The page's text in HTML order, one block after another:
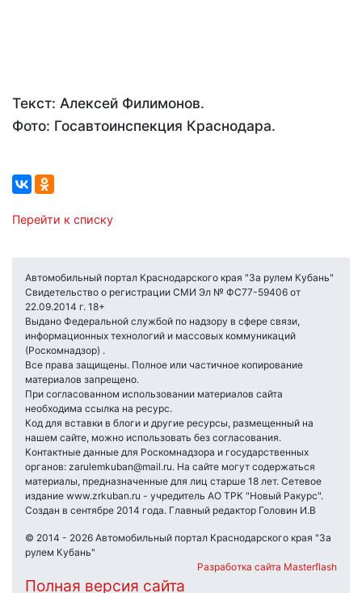
Текст: Алексей Филимонов.
Фото: Госавтоинспекция Краснодара.
Перейти к списку
Автомобильный портал Краснодарского края "За рулем Кубань"
Свидетельство о регистрации СМИ Эл № ФС77-59406 от
22.09.2014 г. 18+
Выдано Федеральной службой по надзору в сфере связи,
информационных технологий и массовых коммуникаций
(Роскомнадзор) .
Все права защищены. Полное или частичное копирование
материалов запрещено.
При согласованном использовании материалов сайта
необходима ссылка на ресурс.
Код для вставки в блоги и другие ресурсы, размещенный на
нашем сайте, можно использовать без согласования.
Контактные данные для Роскомнадзора и государственных
органов: zarulemkuban@mail.ru. На сайте могут содержаться
материалы, предназначенные для лиц старше 18 лет. Сетевое
издание www.zrkuban.ru - учредитель АО ТРК "Новый Ракурс".
Создан в сентябре 2014 года. Главный редактор Головин И.В
© 2014 - 2026 Автомобильный портал Краснодарского края "За
рулем Кубань"
Разработка сайта Masterflash
Полная версия сайта